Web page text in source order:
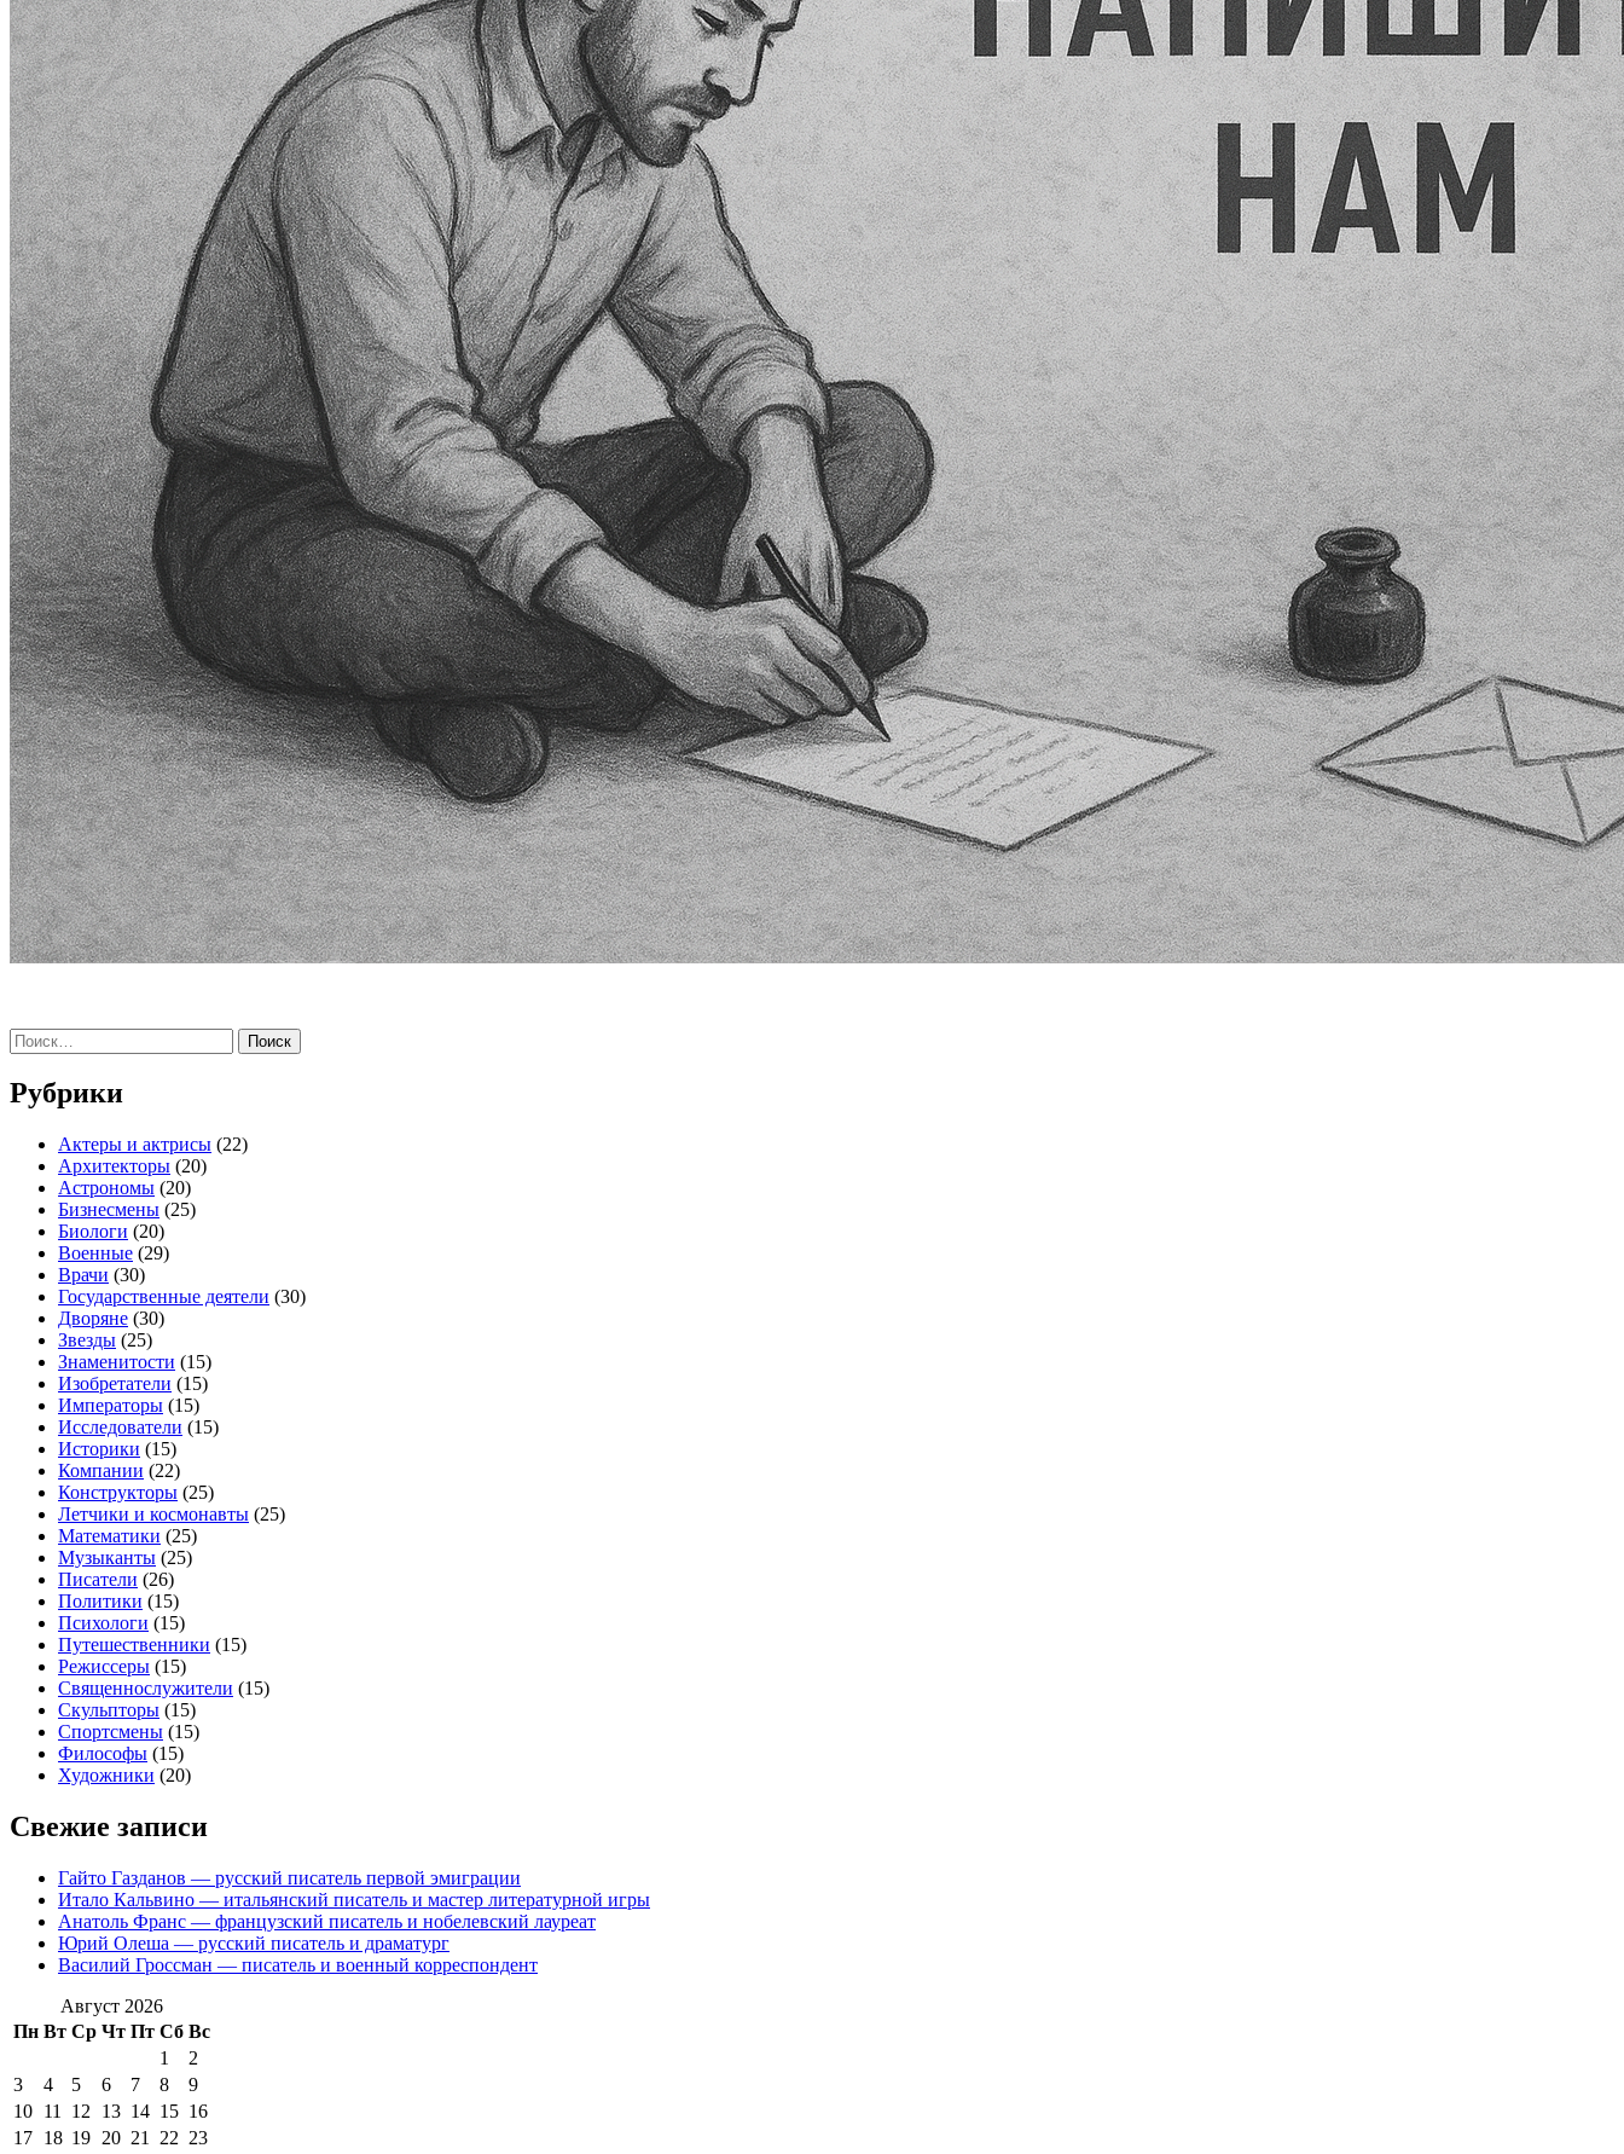
Найти:
Рубрики
Актеры и актрисы (22)
Архитекторы (20)
Астрономы (20)
Бизнесмены (25)
Биологи (20)
Военные (29)
Врачи (30)
Государственные деятели (30)
Дворяне (30)
Звезды (25)
Знаменитости (15)
Изобретатели (15)
Императоры (15)
Исследователи (15)
Историки (15)
Компании (22)
Конструкторы (25)
Летчики и космонавты (25)
Математики (25)
Музыканты (25)
Писатели (26)
Политики (15)
Психологи (15)
Путешественники (15)
Режиссеры (15)
Священнослужители (15)
Скульпторы (15)
Спортсмены (15)
Философы (15)
Художники (20)
Свежие записи
Гайто Газданов — русский писатель первой эмиграции
Итало Кальвино — итальянский писатель и мастер литературной игры
Анатоль Франс — французский писатель и нобелевский лауреат
Юрий Олеша — русский писатель и драматург
Василий Гроссман — писатель и военный корреспондент
Август 2026
Пн Вт Ср Чт Пт Сб Вс
1
2
3
4 5 6 7 8
9
10 11 12 13 14 15 16
17 18 19 20 21 22 23